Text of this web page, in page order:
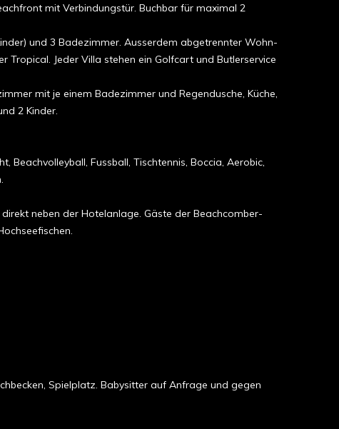
mit Verbindungstür. Buchbar für maximal 2
und 3 Badezimmer. Ausserdem abgetrennter Wohn-
Tropical. Jeder Villa stehen ein Golfcart und Butlerservice
mit je einem Badezimmer und Regendusche, Küche,
2 Kinder.
Beachvolleyball, Fussball, Tischtennis, Boccia, Aerobic,
neben der Hotelanlage. Gäste der Beachcomber-
Spielplatz. Babysitter auf Anfrage und gegen